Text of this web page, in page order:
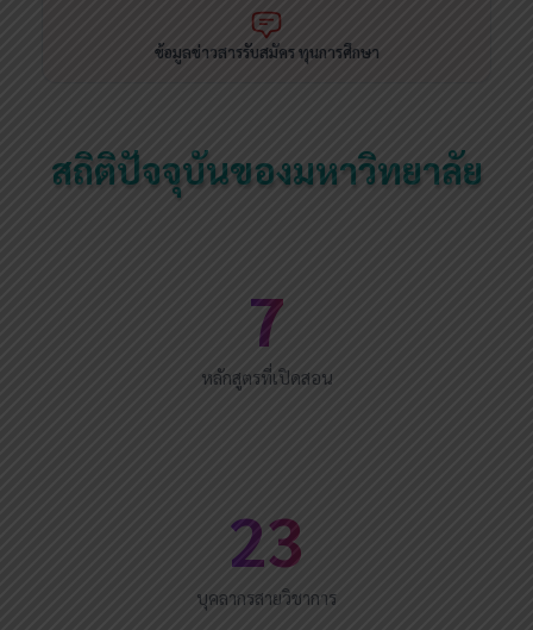
ข้อมูลข่าวสารรับสมัคร ทุนการศึกษา
สถิติปัจจุบันของมหาวิทยาลัย
7
หลักสูตรที่เปิดสอน
23
บุคลากรสายวิชาการ